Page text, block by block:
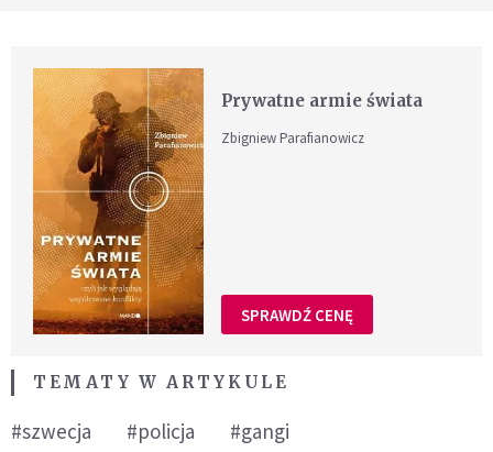
Prywatne armie świata
Zbigniew Parafianowicz
SPRAWDŹ CENĘ
TEMATY W ARTYKULE
#szwecja #policja #gangi